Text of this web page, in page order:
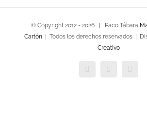
© Copyright 2012 - 2026 | Paco Tábara
Cartón| Todos los derechos reservados |
Creativo
FacebookTwitter